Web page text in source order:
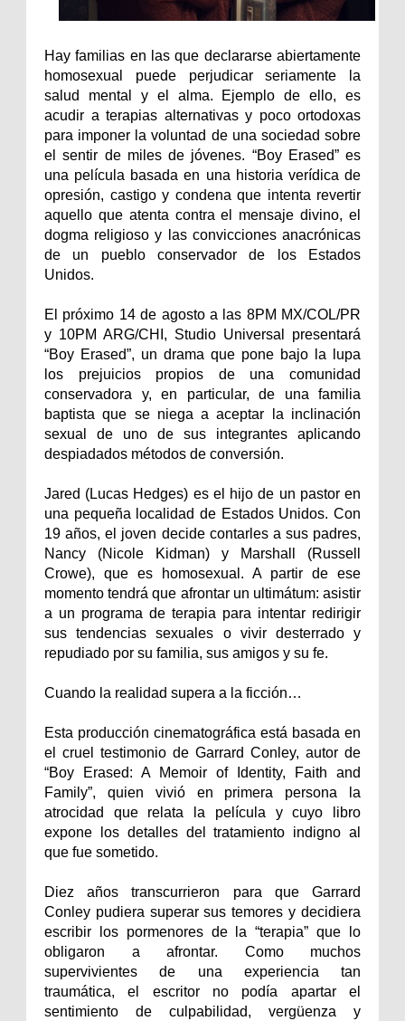
Hay familias en las que declararse abiertamente
homosexual puede perjudicar seriamente la
salud mental y el alma. Ejemplo de ello, es
acudir a terapias alternativas y poco ortodoxas
para imponer la voluntad de una sociedad sobre
el sentir de miles de jóvenes. “Boy Erased” es
una película basada en una historia verídica de
opresión, castigo y condena que intenta revertir
aquello que atenta contra el mensaje divino, el
dogma religioso y las convicciones anacrónicas
de un pueblo conservador de los Estados
Unidos.
El próximo 14 de agosto a las 8PM MX/COL/PR
y 10PM ARG/CHI, Studio Universal presentará
“Boy Erased”, un drama que pone bajo la lupa
los prejuicios propios de una comunidad
conservadora y, en particular, de una familia
baptista que se niega a aceptar la inclinación
sexual de uno de sus integrantes aplicando
despiadados métodos de conversión.
Jared (Lucas Hedges) es el hijo de un pastor en
una pequeña localidad de Estados Unidos. Con
19 años, el joven decide contarles a sus padres,
Nancy (Nicole Kidman) y Marshall (Russell
Crowe), que es homosexual. A partir de ese
momento tendrá que afrontar un ultimátum: asistir
a un programa de terapia para intentar redirigir
sus tendencias sexuales o vivir desterrado y
repudiado por su familia, sus amigos y su fe.
Cuando la realidad supera a la ficción…
Esta producción cinematográfica está basada en
el cruel testimonio de Garrard Conley, autor de
“Boy Erased: A Memoir of Identity, Faith and
Family”, quien vivió en primera persona la
atrocidad que relata la película y cuyo libro
expone los detalles del tratamiento indigno al
que fue sometido.
Diez años transcurrieron para que Garrard
Conley pudiera superar sus temores y decidiera
escribir los pormenores de la “terapia” que lo
obligaron a afrontar. Como muchos
supervivientes de una experiencia tan
traumática, el escritor no podía apartar el
sentimiento de culpabilidad, vergüenza y